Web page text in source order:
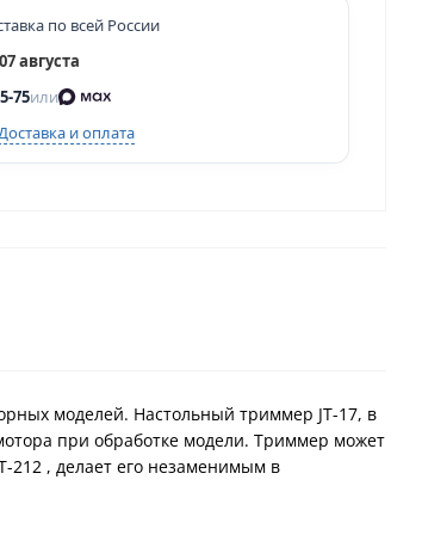
по всей России
августа
75или
и оплата
моделей. Настольный триммер JT-17, в
при обработке модели. Триммер может
212 , делает его незаменимым в